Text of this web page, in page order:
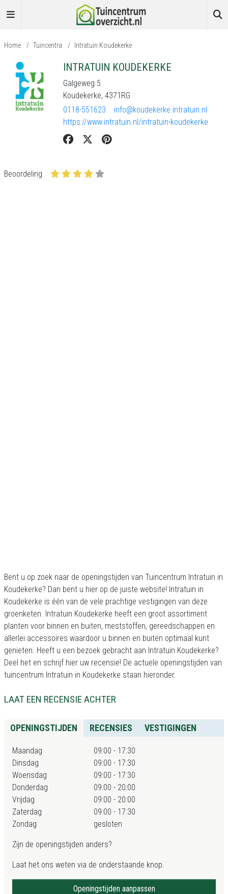
Home / Tuincentra / Intratuin Koudekerke
INTRATUIN KOUDEKERKE
Galgeweg 5
Koudekerke, 4371RG
0118-551623
info@koudekerke.intratuin.nl
https://www.intratuin.nl/intratuin-koudekerke
Beoordeling
Bent u op zoek naar de openingstijden van Tuincentrum Intratuin in
Koudekerke? Dan bent u hier op de juiste website! Intratuin in
Koudekerke is één van de vele prachtige vestigingen van deze
groenketen. Intratuin Koudekerke heeft een groot assortiment
planten voor binnen en buiten, meststoffen, gereedschappen en
allerlei accessoires waardoor u binnen en buiten optimaal kunt
genieten. Heeft u een bezoek gebracht aan Intratuin Koudekerke?
Deel het en schrijf hier uw recensie! De actuele openingstijden van
tuincentrum Intratuin in Koudekerke staan hieronder.
LAAT EEN RECENSIE ACHTER
OPENINGSTIJDEN RECENSIES VESTIGINGEN
Maandag
09:00 - 17:30
Dinsdag
09:00 - 17:30
Woensdag
09:00 - 17:30
Donderdag
09:00 - 20:00
Vrijdag
09:00 - 20:00
Zaterdag
09:00 - 17:30
Zondag
gesloten
Zijn de openingstijden anders?
Laat het ons weten via de onderstaande knop.
Openingstijden aanpassen